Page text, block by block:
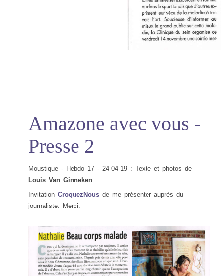
Amazone avec vous -
Presse 2
Moustique - Hebdo 17 - 24-04-19 : Texte et photos de
Louis Van Ginneken
Invitation CroquezNousde me présenter auprès du
journaliste. Merci.